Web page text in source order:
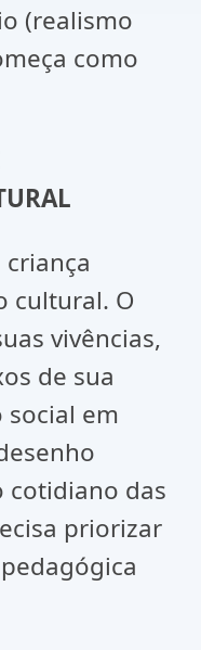
(realismo
como
cultural. O
vivências,
de sua
em
cotidiano das
priorizar